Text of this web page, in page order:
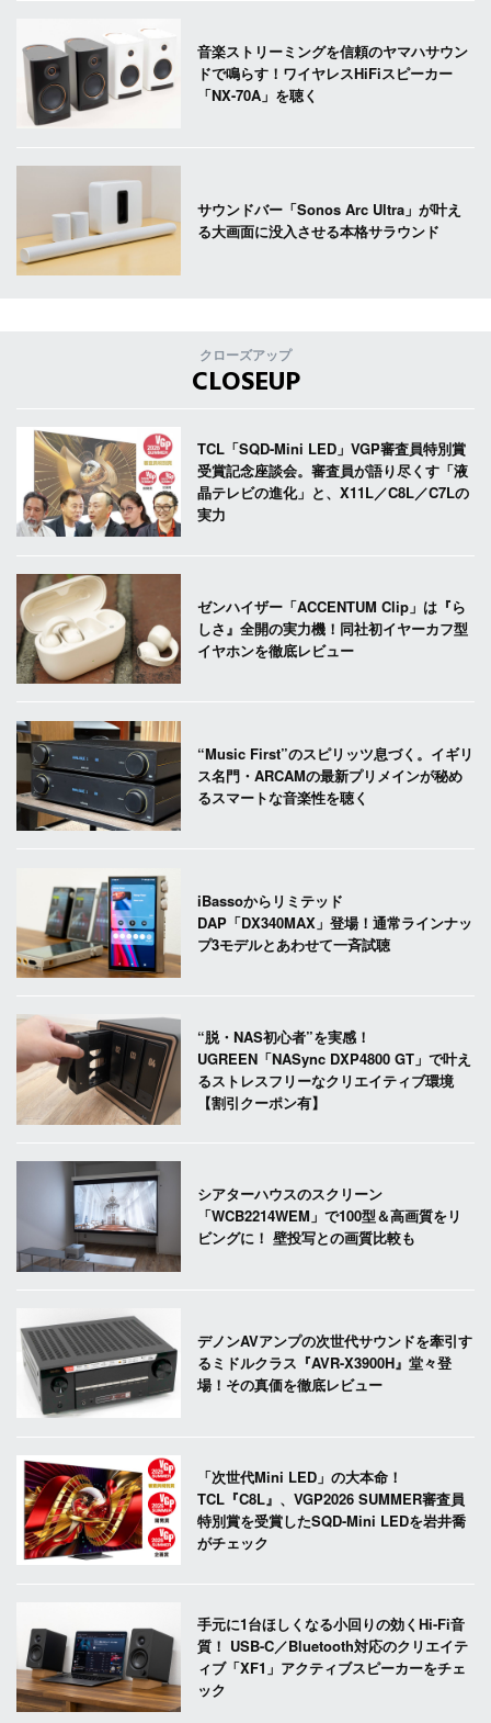
音楽ストリーミングを信頼のヤマハサウン
ドで鳴らす！ワイヤレスHiFiスピーカー
「NX-70A」を聴く
サウンドバー「Sonos Arc Ultra」が叶え
る大画面に没入させる本格サラウンド
クローズアップ
CLOSEUP
TCL「SQD-Mini LED」VGP審査員特別賞
受賞記念座談会。審査員が語り尽くす「液
晶テレビの進化」と、X11L／C8L／C7Lの
実力
ゼンハイザー「ACCENTUM Clip」は『ら
しさ』全開の実力機！同社初イヤーカフ型
イヤホンを徹底レビュー
“Music First”のスピリッツ息づく。イギリ
ス名門・ARCAMの最新プリメインが秘め
るスマートな音楽性を聴く
iBassoからリミテッド
DAP「DX340MAX」登場！通常ラインナッ
プ3モデルとあわせて一斉試聴
“脱・NAS初心者”を実感！
UGREEN「NASync DXP4800 GT」で叶え
るストレスフリーなクリエイティブ環境
【割引クーポン有】
シアターハウスのスクリーン
「WCB2214WEM」で100型＆高画質をリ
ビングに！ 壁投写との画質比較も
デノンAVアンプの次世代サウンドを牽引す
るミドルクラス『AVR-X3900H』堂々登
場！その真価を徹底レビュー
「次世代Mini LED」の大本命！
TCL『C8L』、VGP2026 SUMMER審査員
特別賞を受賞したSQD-Mini LEDを岩井喬
がチェック
手元に1台ほしくなる小回りの効くHi-Fi音
質！ USB-C／Bluetooth対応のクリエイテ
ィブ「XF1」アクティブスピーカーをチェ
ック